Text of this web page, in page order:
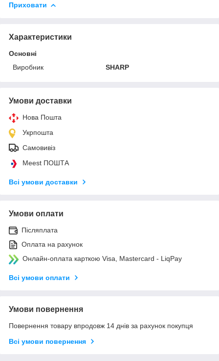
Приховати
Характеристики
Основні
Виробник
SHARP
Умови доставки
Нова Пошта
Укрпошта
Самовивіз
Meest ПОШТА
Всі умови доставки
Умови оплати
Післяплата
Оплата на рахунок
Онлайн-оплата карткою Visa, Mastercard - LiqPay
Всі умови оплати
Умови повернення
Повернення товару впродовж 14 днів за рахунок покупця
Всі умови повернення